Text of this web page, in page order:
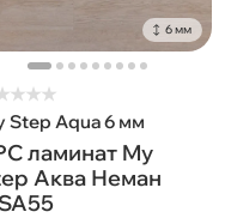
6 мм
★★★
Step Aqua 6 мм
ламинат My
Аква Неман